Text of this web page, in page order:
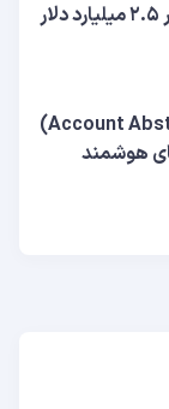
قیمت اتریوم تثبیت شد؛ تتر ۲.۵ میلیارد دلار
اکانت ابسترکشن (Account Abstraction)
هوشمند